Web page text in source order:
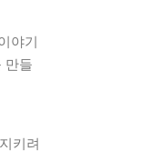
야기
만들
키려